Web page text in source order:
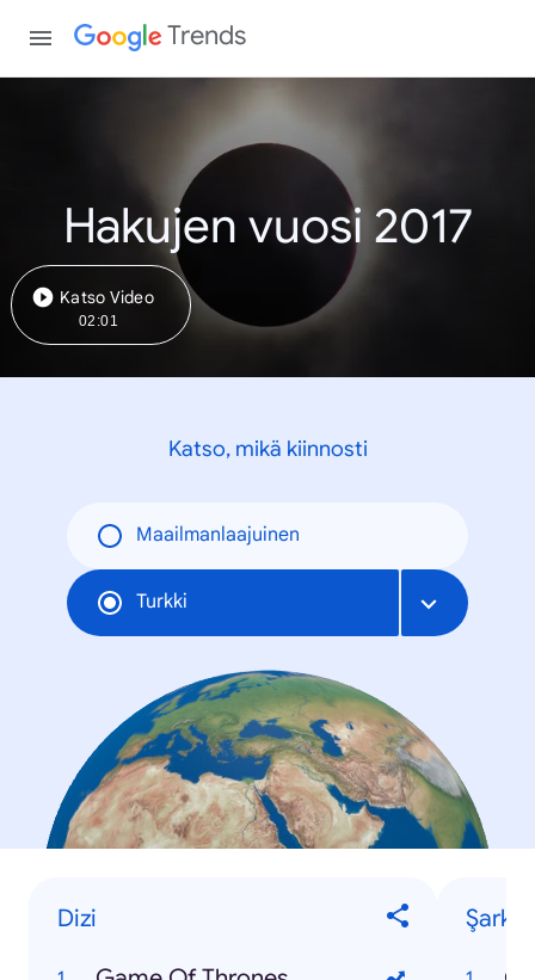
Trends
Hakujen vuosi 2017
Katso Video
02:01
Katso, mikä kiinnosti
Maailmanlaajuinen
Turkki
Dizi
Şarkı